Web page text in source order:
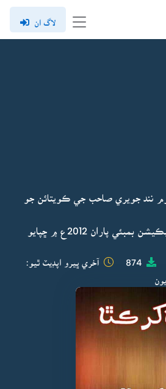
لاگ ان
نند جويري صاحب جي ڪويتائن جو
هي ڪتاب ساهت سنڌو پبليڪيشن بمبئي پاران 2012ع ۾ ڇپايو
874 آخري ڀيرو اپڊيٽ ٿيو: